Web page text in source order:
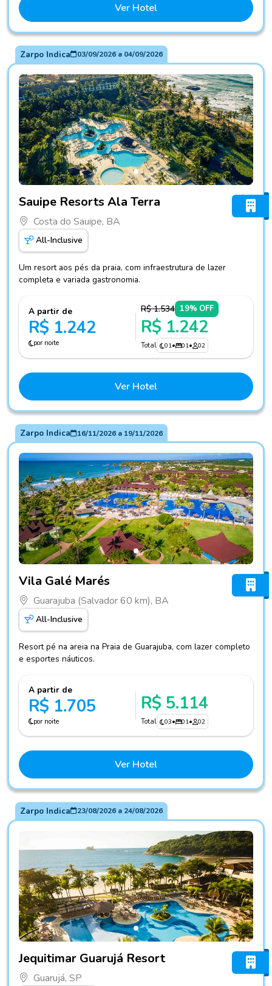
Ver Hotel
Zarpo Indica 03/09/2026a 04/09/2026
Sauipe Resorts Ala Terra
Costa do Sauipe, BA
All-Inclusive
Um resort aos pés da praia, com infraestrutura de lazer
completa e variada gastronomia.
A partir de
R$ 1.242
por noite
R$ 1.534 19% OFF
R$ 1.242
Total 01• 01• 02
Ver Hotel
Zarpo Indica 16/11/2026a 19/11/2026
Vila Galé Marés
Guarajuba (Salvador 60 km), BA
All-Inclusive
Resort pé na areia na Praia de Guarajuba, com lazer completo
e esportes náuticos.
A partir de
R$ 1.705
por noite
R$ 5.114
Total 03• 01• 02
Ver Hotel
Zarpo Indica 23/08/2026a 24/08/2026
Jequitimar Guarujá Resort
Guarujá, SP